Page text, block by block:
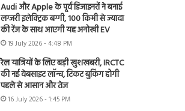
Audi और Apple के पूर्व डिजाइनरों ने बनाई
लग्जरी इलेक्ट्रिक बग्गी, 100 किमी से ज्यादा
की रेंज के साथ आएगी यह अनोखी EV
19 July 2026 - 4:48 PM
रेल यात्रियों के लिए बड़ी खुशखबरी, IRCTC
की नई वेबसाइट लॉन्च, टिकट बुकिंग होगी
पहले से आसान और तेज
16 July 2026 - 1:45 PM